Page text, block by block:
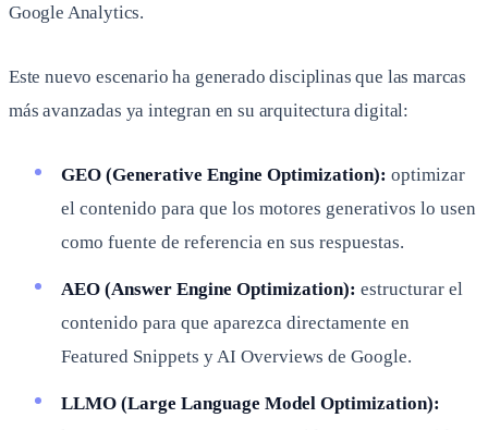
Google Analytics.
Este nuevo escenario ha generado disciplinas que las marcas
más avanzadas ya integran en su arquitectura digital:
GEO (Generative Engine Optimization): optimizar
el contenido para que los motores generativos lo usen
como fuente de referencia en sus respuestas.
AEO (Answer Engine Optimization): estructurar el
contenido para que aparezca directamente en
Featured Snippets y AI Overviews de Google.
LLMO (Large Language Model Optimization):